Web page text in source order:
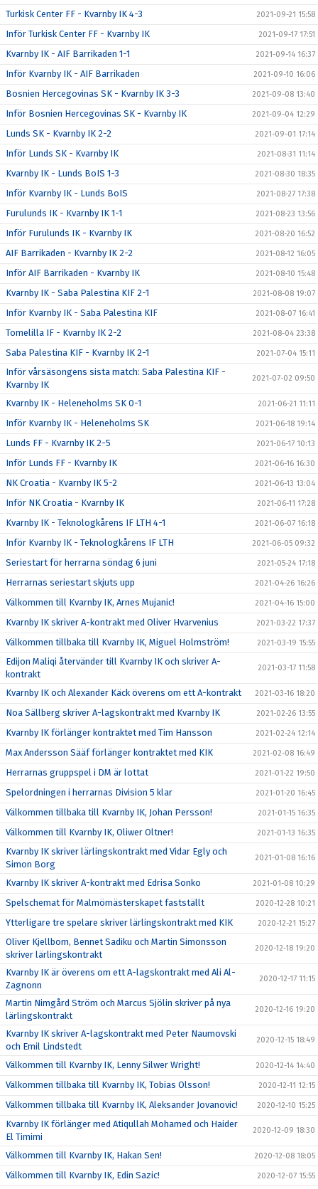
Turkisk Center FF - Kvarnby IK 4-3 2021-09-21 15:58
Inför Turkisk Center FF - Kvarnby IK 2021-09-17 17:51
Kvarnby IK - AIF Barrikaden 1-1 2021-09-14 16:37
Inför Kvarnby IK - AIF Barrikaden 2021-09-10 16:06
Bosnien Hercegovinas SK - Kvarnby IK 3-3 2021-09-08 13:40
Inför Bosnien Hercegovinas SK - Kvarnby IK 2021-09-04 12:29
Lunds SK - Kvarnby IK 2-2 2021-09-01 17:14
Inför Lunds SK - Kvarnby IK 2021-08-31 11:14
Kvarnby IK - Lunds BoIS 1-3 2021-08-30 18:35
Inför Kvarnby IK - Lunds BoIS 2021-08-27 17:38
Furulunds IK - Kvarnby IK 1-1 2021-08-23 13:56
Inför Furulunds IK - Kvarnby IK 2021-08-20 16:52
AIF Barrikaden - Kvarnby IK 2-2 2021-08-12 16:05
Inför AIF Barrikaden - Kvarnby IK 2021-08-10 15:48
Kvarnby IK - Saba Palestina KIF 2-1 2021-08-08 19:07
Inför Kvarnby IK - Saba Palestina KIF 2021-08-07 16:41
Tomelilla IF - Kvarnby IK 2-2 2021-08-04 23:38
Saba Palestina KIF - Kvarnby IK 2-1 2021-07-04 15:11
Inför vårsäsongens sista match: Saba Palestina KIF -
Kvarnby IK
2021-07-02 09:50
Kvarnby IK - Heleneholms SK 0-1 2021-06-21 11:11
Inför Kvarnby IK - Heleneholms SK 2021-06-18 19:14
Lunds FF - Kvarnby IK 2-5 2021-06-17 10:13
Inför Lunds FF - Kvarnby IK 2021-06-16 16:30
NK Croatia - Kvarnby IK 5-2 2021-06-13 13:04
Inför NK Croatia - Kvarnby IK 2021-06-11 17:28
Kvarnby IK - Teknologkårens IF LTH 4-1 2021-06-07 16:18
Inför Kvarnby IK - Teknologkårens IF LTH 2021-06-05 09:32
Seriestart för herrarna söndag 6 juni 2021-05-24 17:18
Herrarnas seriestart skjuts upp 2021-04-26 16:26
Välkommen till Kvarnby IK, Arnes Mujanic! 2021-04-16 15:00
Kvarnby IK skriver A-kontrakt med Oliver Hvarvenius 2021-03-22 17:37
Välkommen tillbaka till Kvarnby IK, Miguel Holmström! 2021-03-19 15:55
Edijon Maliqi återvänder till Kvarnby IK och skriver A-
kontrakt
2021-03-17 11:58
Kvarnby IK och Alexander Käck överens om ett A-kontrakt 2021-03-16 18:20
Noa Sällberg skriver A-lagskontrakt med Kvarnby IK 2021-02-26 13:55
Kvarnby IK förlänger kontraktet med Tim Hansson 2021-02-24 12:14
Max Andersson Sääf förlänger kontraktet med KIK 2021-02-08 16:49
Herrarnas gruppspel i DM är lottat 2021-01-22 19:50
Spelordningen i herrarnas Division 5 klar 2021-01-20 16:45
Välkommen tillbaka till Kvarnby IK, Johan Persson! 2021-01-15 16:35
Välkommen till Kvarnby IK, Oliwer Oltner! 2021-01-13 16:35
Kvarnby IK skriver lärlingskontrakt med Vidar Egly och
Simon Borg
2021-01-08 16:16
Kvarnby IK skriver A-kontrakt med Edrisa Sonko 2021-01-08 10:29
Spelschemat för Malmömästerskapet fastställt 2020-12-28 10:21
Ytterligare tre spelare skriver lärlingskontrakt med KIK 2020-12-21 15:27
Oliver Kjellbom, Bennet Sadiku och Martin Simonsson
skriver lärlingskontrakt
2020-12-18 19:20
Kvarnby IK är överens om ett A-lagskontrakt med Ali Al-
Zagnonn
2020-12-17 11:15
Martin Nimgård Ström och Marcus Sjölin skriver på nya
lärlingskontrakt
2020-12-16 19:20
Kvarnby IK skriver A-lagskontrakt med Peter Naumovski
och Emil Lindstedt
2020-12-15 18:49
Välkommen till Kvarnby IK, Lenny Silwer Wright! 2020-12-14 14:40
Välkommen tillbaka till Kvarnby IK, Tobias Olsson! 2020-12-11 12:15
Välkommen tillbaka till Kvarnby IK, Aleksander Jovanovic! 2020-12-10 15:25
Kvarnby IK förlänger med Atiqullah Mohamed och Haider
El Timimi
2020-12-09 18:30
Välkommen till Kvarnby IK, Hakan Sen! 2020-12-08 18:05
Välkommen till Kvarnby IK, Edin Sazic! 2020-12-07 15:55